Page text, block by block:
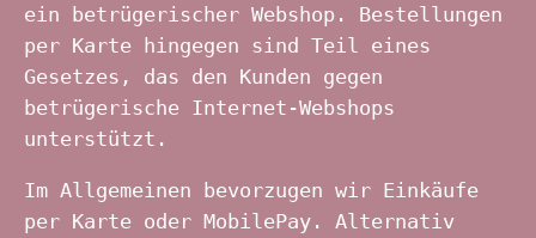
ein betrügerischer Webshop. Bestellungen
per Karte hingegen sind Teil eines
Gesetzes, das den Kunden gegen
betrügerische Internet-Webshops
unterstützt.
Im Allgemeinen bevorzugen wir Einkäufe
per Karte oder MobilePay. Alternativ